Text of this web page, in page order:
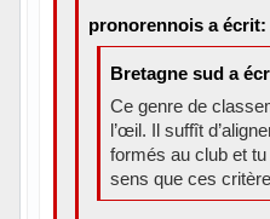
pronorennois a écrit:
Bretagne sud a
Ce genre de
l’œil. Il suffît
formés au club et
sens que ces